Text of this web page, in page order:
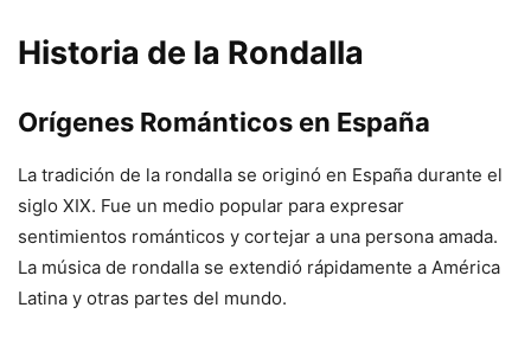
Historia de la Rondalla
Orígenes Románticos en España
La tradición de la rondalla se originó en España durante el
siglo XIX. Fue un medio popular para expresar
sentimientos románticos y cortejar a una persona amada.
La música de rondalla se extendió rápidamente a América
Latina y otras partes del mundo.